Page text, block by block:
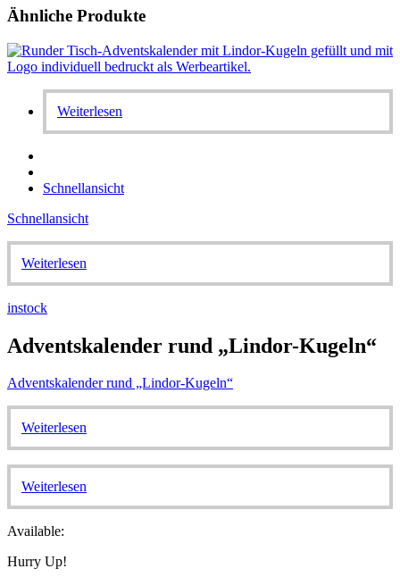
Ähnliche Produkte
Weiterlesen
Schnellansicht
Schnellansicht
Weiterlesen
instock
Adventskalender rund „Lindor-Kugeln“
Adventskalender rund „Lindor-Kugeln“
Weiterlesen
Weiterlesen
Available:
Hurry Up!